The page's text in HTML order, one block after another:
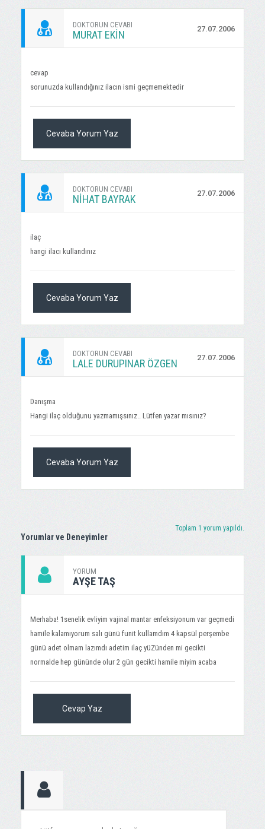
DOKTORUN CEVABI
MURAT EKİN 27.07.2006
cevap
sorunuzda kullandığınız ilacın ismi geçmemektedir
Cevaba Yorum Yaz
DOKTORUN CEVABI
NIHAT BAYRAK 27.07.2006
ilaç
hangi ilacı kullandınız
Cevaba Yorum Yaz
DOKTORUN CEVABI
LALE DURUPINAR ÖZGEN 27.07.2006
Danışma
Hangi ilaç olduğunu yazmamışsınız.. Lütfen yazar mısınız?
Cevaba Yorum Yaz
Yorumlar ve Deneyimler
Toplam 1 yorum yapıldı.
YORUM
AYŞE TAŞ
Merhaba! 1senelik evliyim vajinal mantar enfeksiyonum var geçmedi
hamile kalamıyorum salı günü funit kullamdım 4 kapsül perşembe
günü adet olmam lazımdı adetim ilaç yüZünden mi gecikti
normalde hep gününde olur 2 gün gecikti hamile miyim acaba
Cevap Yaz